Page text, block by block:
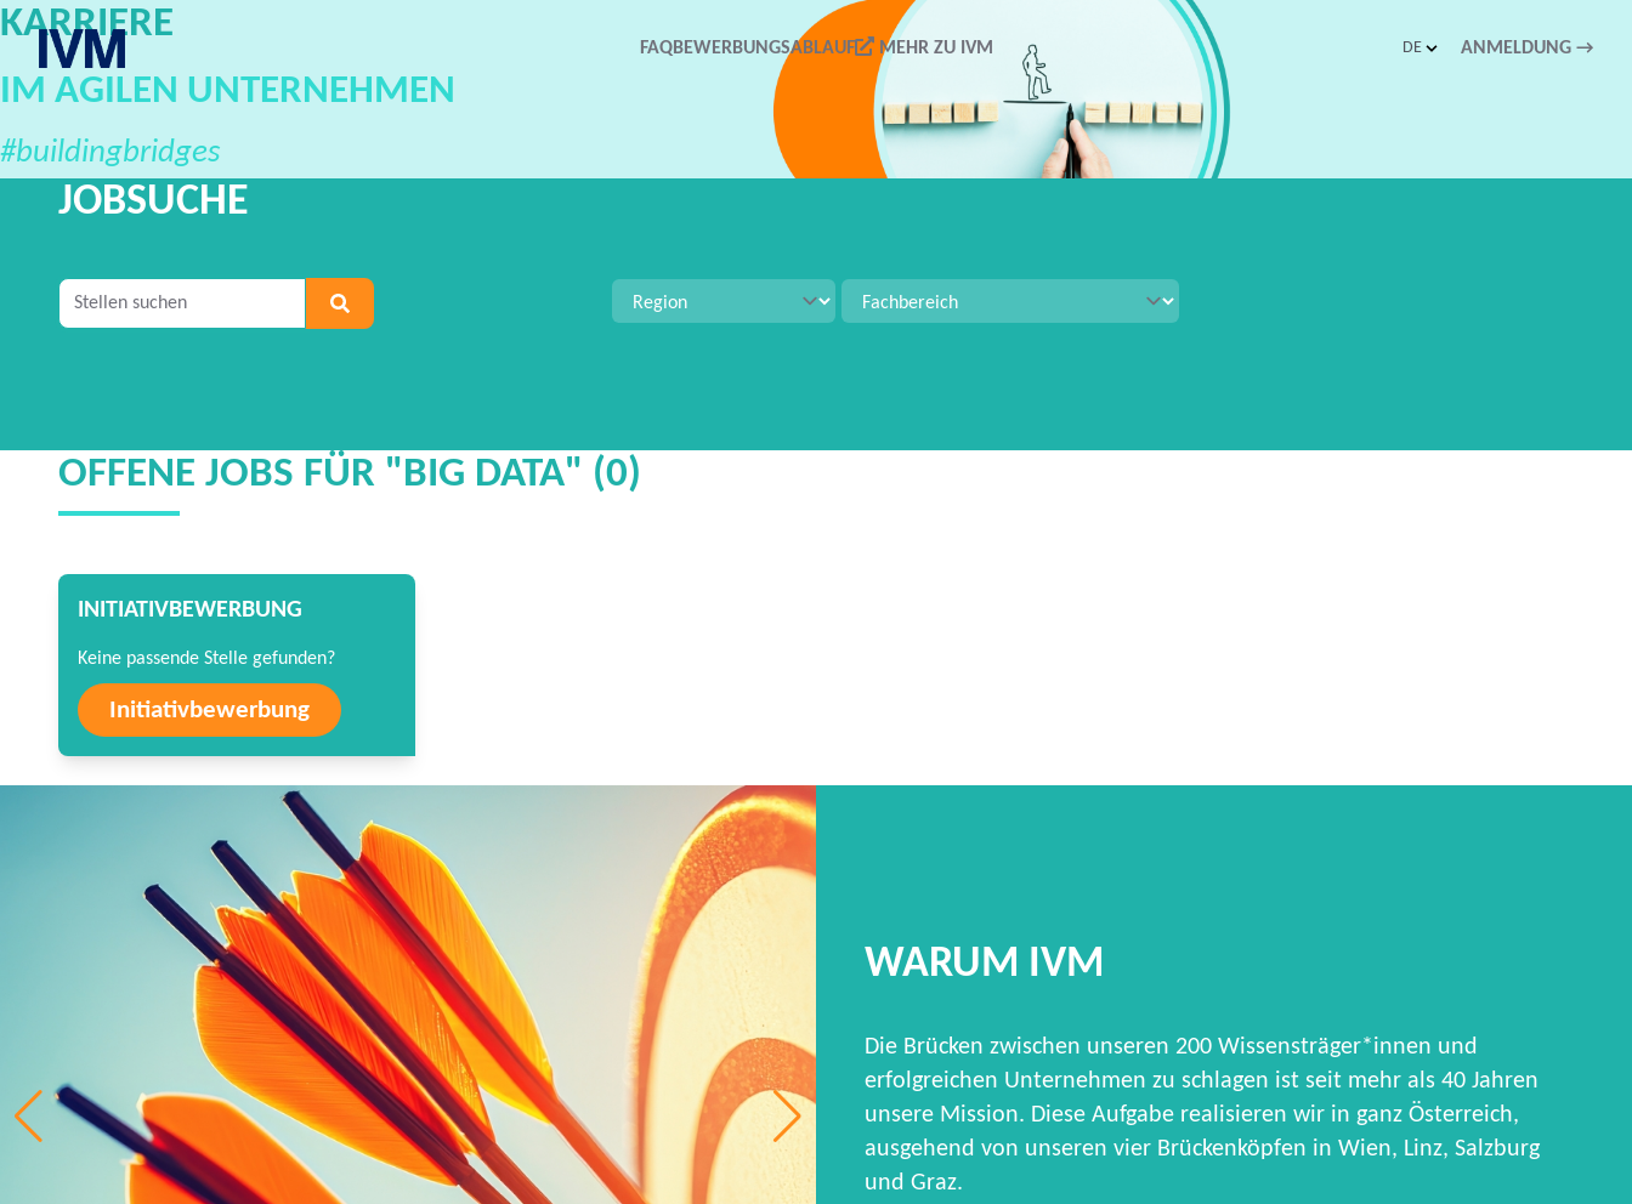
IVM Karriereportal FAQBEWERBUNGSABLAUF MEHR ZU IVM DE ANMELDUNG →
KARRIERE
IM AGILEN UNTERNEHMEN
#buildingbridges
JOBSUCHE
OFFENE JOBS FÜR "BIG DATA" (0)
INITIATIVBEWERBUNG
Keine passende Stelle gefunden?
Initiativbewerbung
WARUM IVM
Die Brücken zwischen unseren 200 Wissensträger*innen und
erfolgreichen Unternehmen zu schlagen ist seit mehr als 40 Jahren
unsere Mission. Diese Aufgabe realisieren wir in ganz Österreich,
ausgehend von unseren vier Brückenköpfen in Wien, Linz, Salzburg
und Graz.